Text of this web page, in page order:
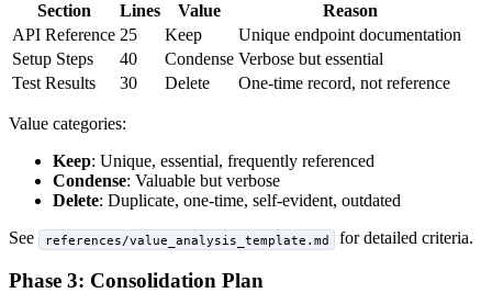
Section Lines Value
Reason
API Reference 25 Keep
Unique endpoint documentation
Setup Steps
40 Condense Verbose but essential
Test Results
30 Delete One-time record, not reference
Value categories:
Keep: Unique, essential, frequently referenced
Condense: Valuable but verbose
Delete: Duplicate, one-time, self-evident, outdated
See
references/value_analysis_template.md for detailed criteria.
Phase 3: Consolidation Plan